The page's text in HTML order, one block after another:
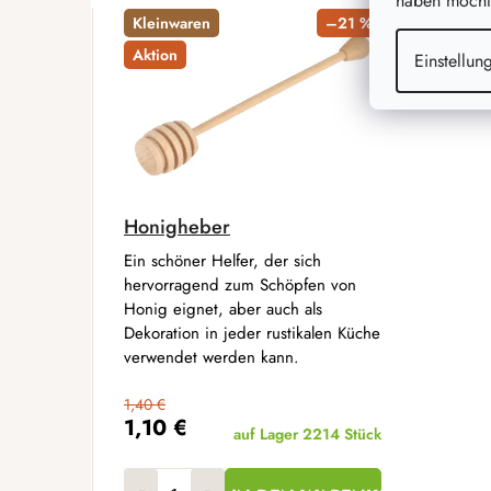
Kleinwaren
Aktion
–21 %
Honigheber
1,10 €
1,40 €
auf Lager 2214 Stück
Ein schöner Helfer, der sich
hervorragend zum Schöpfen von
Honig eignet, aber auch als
Dekoration in jeder rustikalen Küche
verwendet werden kann.